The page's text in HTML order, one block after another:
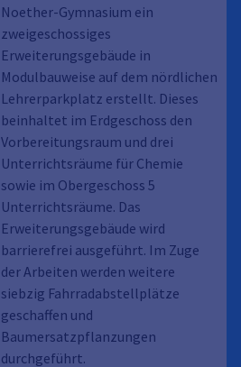
Noether-Gymnasium ein
zweigeschossiges
Erweiterungsgebäude in
Modulbauweise auf dem nördlichen
Lehrerparkplatz erstellt. Dieses
beinhaltet im Erdgeschoss den
Vorbereitungsraum und drei
Unterrichtsräume für Chemie
sowie im Obergeschoss 5
Unterrichtsräume. Das
Erweiterungsgebäude wird
barrierefrei ausgeführt. Im Zuge
der Arbeiten werden weitere
siebzig Fahrradabstellplätze
geschaffen und
Baumersatzpflanzungen
durchgeführt.